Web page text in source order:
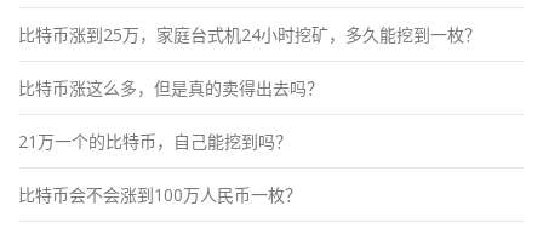
比特币涨到25万，家庭台式机24小时挖矿，多久能挖到一枚？
比特币涨这么多，但是真的卖得出去吗？
21万一个的比特币，自己能挖到吗？
比特币会不会涨到100万人民币一枚？